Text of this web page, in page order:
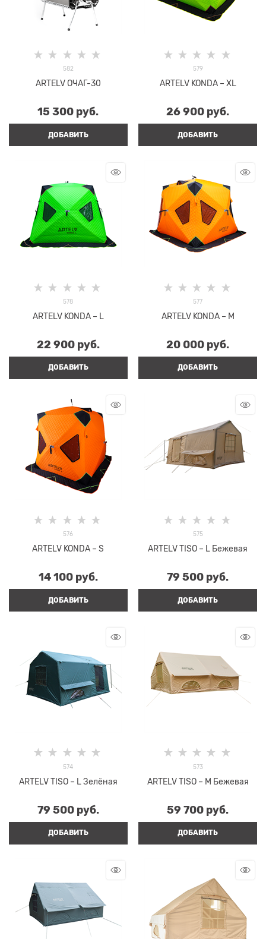
582
ARTELV ОЧАГ-30
15 300 руб.
ДОБАВИТЬ
579
ARTELV KONDA – XL
26 900 руб.
ДОБАВИТЬ
578
ARTELV KONDA – L
22 900 руб.
ДОБАВИТЬ
577
ARTELV KONDA – M
20 000 руб.
ДОБАВИТЬ
576
ARTELV KONDA – S
14 100 руб.
ДОБАВИТЬ
575
ARTELV TISO – L Бежевая
79 500 руб.
ДОБАВИТЬ
574
ARTELV TISO – L Зелёная
79 500 руб.
ДОБАВИТЬ
573
ARTELV TISO – M Бежевая
59 700 руб.
ДОБАВИТЬ